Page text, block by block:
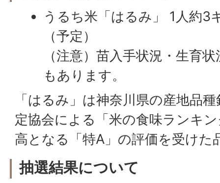
うるち米「はるみ」 1人約3
（予定）
（注意）苗入手状況・生育
もあります。
「はるみ」は神奈川県の産地品
定協会による「米の食味ランキ
高となる「特A」の評価を受けた
抽選結果について